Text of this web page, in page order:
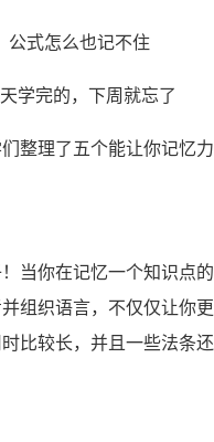
公式怎么也记不住
学完的，下周就忘了
整理了五个能让你记忆
当你在记忆一个知识点
组织语言，不仅仅让你
比较长，并且一些法条